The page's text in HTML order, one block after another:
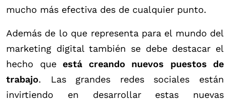
mucho más efectiva des de cualquier punto.
Además de lo que representa para el mundo del
marketing digital también se debe destacar el
hecho que está creando nuevos puestos de
trabajo. Las grandes redes sociales están
invirtiendo en desarrollar estas nuevas